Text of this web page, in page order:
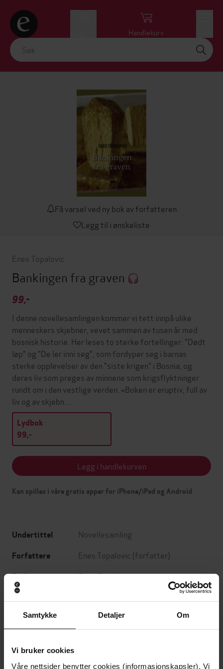
Samtykke Detaljer Om
Vi bruker cookies
Våre nettsider benytter cookies (informasjonskapsler). Vi
Handlekurv
Få varsel ved ny bok av forfatteren
Legg til i ønskeliste
Enes Topalovic
Bankingen fra graven
99,-
I denne novellesamlingen kommer vi tett innpå ulike
menneskers skjebner, vevet sammen av tusen år med
bosnisk historie. Her leses to sterke fortellinger: "Dødt
løp" og "De ler inni seg", som fordyper seg i barnas
sterke opplevelser av den "siste krigen" i Bosnia, og
deres liv som preges av minnene som krigsflyktninger
rundt om i den vestlige verden. «Boken er eruptiv, full av
liv og av skjebn…
Lydbok
99,-
Legg i handlekurven
Kan spilles i våre gratis apper for iPhone/iPad og Android
Undertittel Novellesamling
Forfattere Enes Topalovic (forfatter)
Forlag Enes Topalovic
Sjanger